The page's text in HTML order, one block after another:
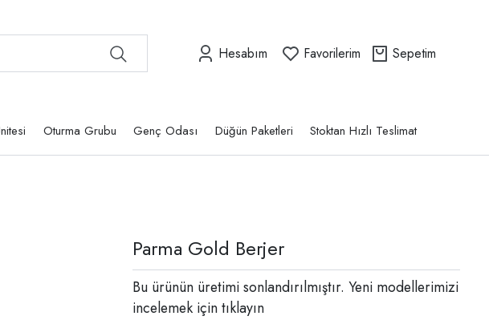
Hesabım Favorilerim Sepetim
Oturma Grubu Genç Odası Düğün Paketleri Stoktan Hızlı Teslimat
Parma Gold Berjer
Bu ürünün üretimi sonlandırılmıştır. Yeni modellerimizi
incelemek içintıklayın